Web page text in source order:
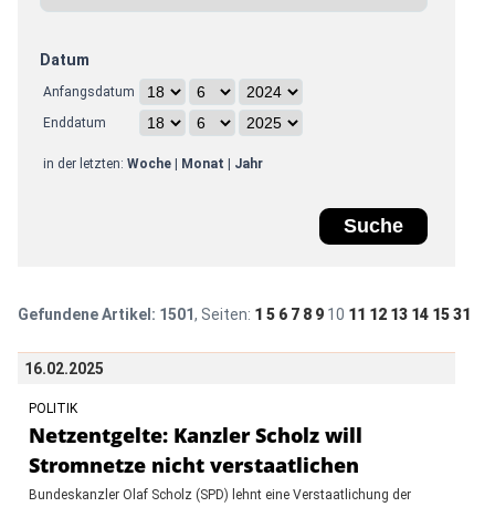
Datum
Anfangsdatum
Enddatum
in der letzten: Woche| Monat Jahr
Gefundene Artikel: 1501, Seiten: 1 5 6 7 8 9 10 11 12 13 14 15 31
16.02.2025
POLITIK
Netzentgelte: Kanzler Scholz will
Stromnetze nicht verstaatlichen
Bundeskanzler Olaf Scholz (SPD) lehnt eine Verstaatlichung der